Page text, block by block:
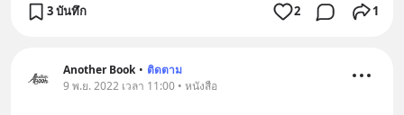
3 บันทึก 2 1
Another Book • ติดตาม
9 พ.ย. 2022 เวลา 11:00 • หนังสือ